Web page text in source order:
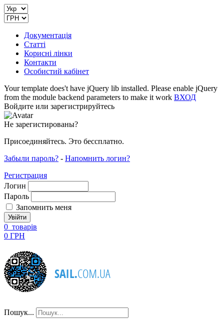
Документація
Статті
Корисні лінки
Контакти
Особистий кабінет
Your template does't have jQuery lib installed. Please enable jQuery
from the module backend parameters to make it work ВХОД
Войдите или зарегистрируйтесь
Не зарегистированы?
Присоединяйтесь. Это бессплатно.
Забыли пароль? - Напомнить логин?
Регистрация
Логин
Пароль
Запомнить меня
0 товарів
0 ГРН
Пошук...